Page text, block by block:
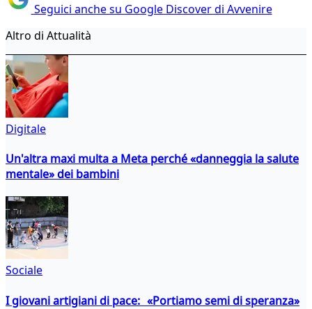
Seguici anche su Google Discover di Avvenire
Altro di Attualità
Digitale
Un'altra maxi multa a Meta perché «danneggia la salute
mentale» dei bambini
Sociale
I giovani artigiani di pace: «Portiamo semi di speranza»